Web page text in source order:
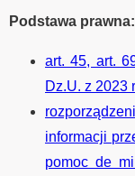
Podstawa prawna:
art. 45, art.
Dz.U. z 2023
informacji
pomoc de